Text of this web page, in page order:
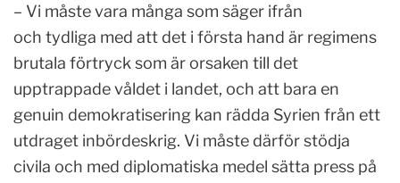
– Vi måste vara många som säger ifrån
och tydliga med att det i första hand är regimens
brutala förtryck som är orsaken till det
upptrappade våldet i landet, och att bara en
genuin demokratisering kan rädda Syrien från ett
utdraget inbördeskrig. Vi måste därför stödja
civila och med diplomatiska medel sätta press på